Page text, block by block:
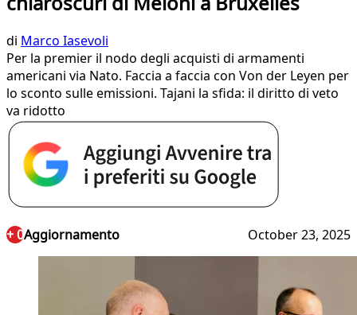
di Marco Iasevoli
Per la premier il nodo degli acquisti di armamenti
americani via Nato. Faccia a faccia con Von der Leyen per
lo sconto sulle emissioni. Tajani la sfida: il diritto di veto
va ridotto
+ 0Aggiornamento October 23, 2025